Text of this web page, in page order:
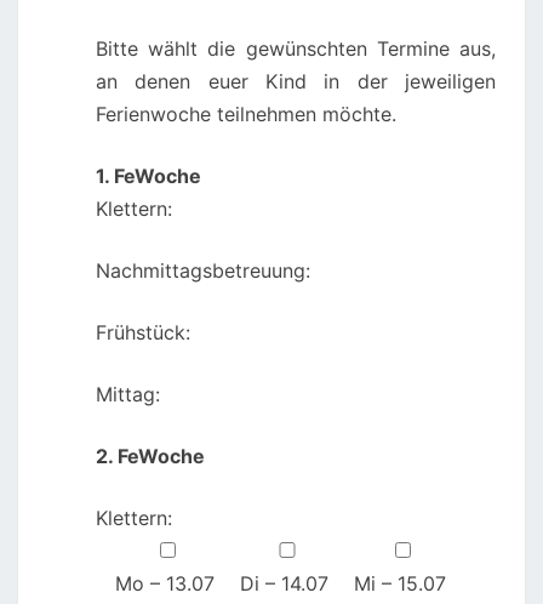
Bitte wählt die gewünschten Termine aus,
an denen euer Kind in der jeweiligen
Ferienwoche teilnehmen möchte.
1. FeWoche
Klettern:
Nachmittagsbetreuung:
Frühstück:
Mittag:
2. FeWoche
Klettern:
Mo – 13.07 Di – 14.07 Mi – 15.07